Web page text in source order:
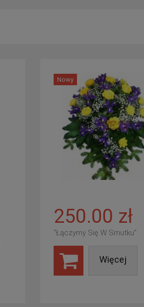
Nowy
250.00 zł
"Łączymy Się W Smutku"
Więcej